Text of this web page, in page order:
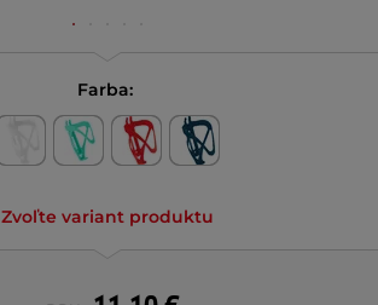
Farba:
Zvoľte variant produktu